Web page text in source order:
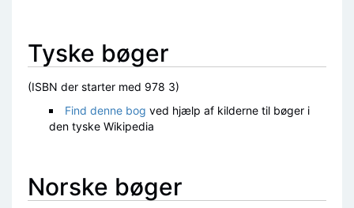
Tyske bøger
(ISBN der starter med 978 3)
Find denne bog ved hjælp af kilderne til bøger i
den tyske Wikipedia
Norske bøger